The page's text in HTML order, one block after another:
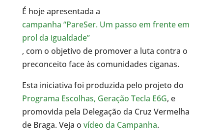
É hoje apresentada a
campanha “PareSer. Um passo em frente em
prol da igualdade”
, com o objetivo de promover a luta contra o
preconceito face às comunidades ciganas.
Esta iniciativa foi produzida pelo projeto do
Programa Escolhas, Geração Tecla E6G, e
promovida pela Delegação da Cruz Vermelha
de Braga. Veja o vídeo da Campanha.